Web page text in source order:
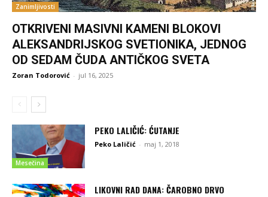
Zanimljivosti
OTKRIVENI MASIVNI KAMENI BLOKOVI
ALEKSANDRIJSKOG SVETIONIKA, JEDNOG
OD SEDAM ČUDA ANTIČKOG SVETA
Zoran Todorović - jul 16, 2025
Mesečina
PEKO LALIČIĆ: ĆUTANJE
Peko Laličić - maj 1, 2018
LIKOVNI RAD DANA: ČAROBNO DRVO